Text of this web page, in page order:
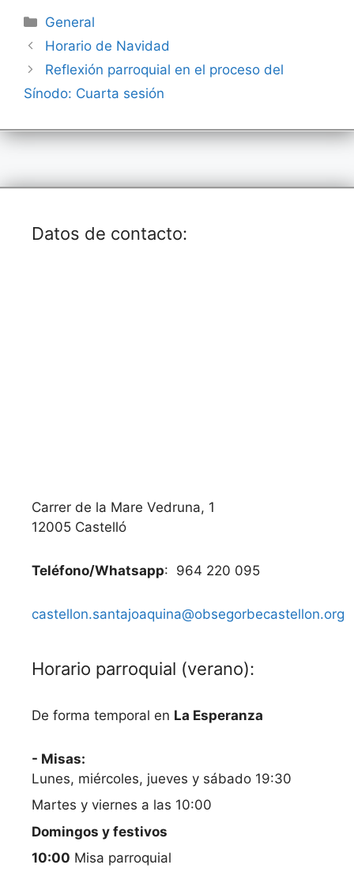
c
e
b
o
k
itt
er l
s
A
p
e
y
Li
Categorías
General
Horario de Navidad
Reflexión parroquial en el proceso del
Sínodo: Cuarta sesión
Datos de contacto:
Carrer de la Mare Vedruna, 1
12005 Castelló
Teléfono/Whatsapp: 964 220 095
castellon.santajoaquina@obsegorbecastellon.org
Horario parroquial (verano):
De forma temporal en La Esperanza
- Misas:
Lunes, miércoles, jueves y sábado 19:30
Martes y viernes a las 10:00
Domingos y festivos
10:00 Misa parroquial